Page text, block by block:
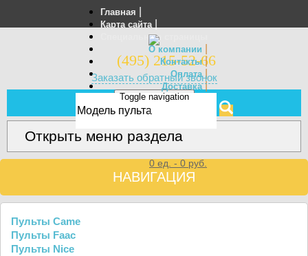
Главная
Карта сайта
Специальные страницы
О компании
Контакты |
Оплата |
Доставка |
Отзывы
(495) 215-52-66
Заказать обратный звонок
0 ед. - 0 руб.
Toggle navigation
МЕНЮ
Открыть меню раздела
НАВИГАЦИЯ
Пульты Came
Пульты Faac
Пульты Nice